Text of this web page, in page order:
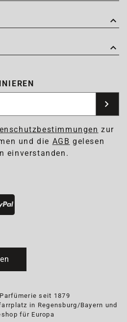
zur
und die AGB gelesen
einverstanden.
seit 1879
in Regensburg/Bayern und
für Europa